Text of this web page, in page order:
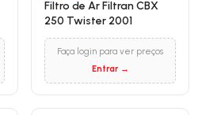
Filtro de Ar Filtran CBX
250 Twister 2001
Faça login para ver preços
Entrar →